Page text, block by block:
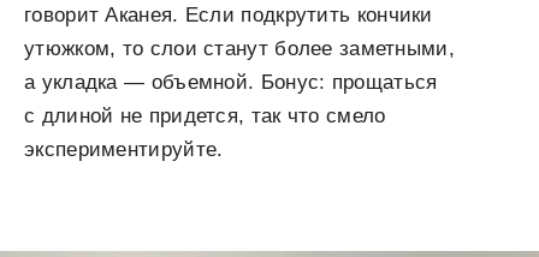
говорит Аканея. Если подкрутить кончики
утюжком, то слои станут более заметными,
а укладка — объемной. Бонус: прощаться
с длиной не придется, так что смело
экспериментируйте.